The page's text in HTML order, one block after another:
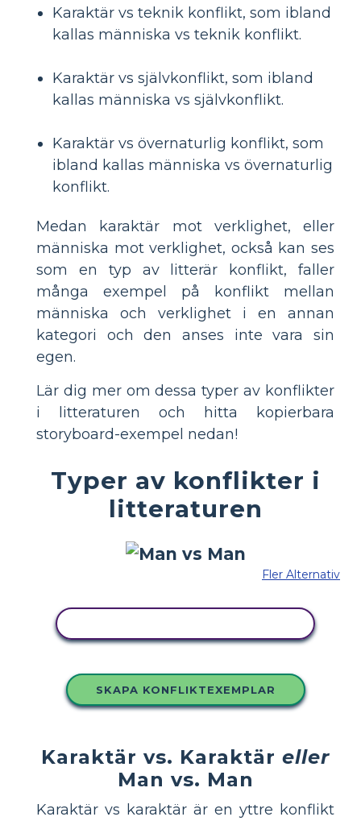
Karaktär vs teknik konflikt, som ibland
kallas människa vs teknik konflikt.
Karaktär vs självkonflikt, som ibland
kallas människa vs självkonflikt.
Karaktär vs övernaturlig konflikt, som
ibland kallas människa vs övernaturlig
konflikt.
Medan karaktär mot verklighet, eller
människa mot verklighet, också kan ses
som en typ av litterär konflikt, faller
många exempel på konflikt mellan
människa och verklighet i en annan
kategori och den anses inte vara sin
egen.
Lär dig mer om dessa typer av konflikter
i litteraturen och hitta kopierbara
storyboard-exempel nedan!
Typer av konflikter i
litteraturen
Fler Alternativ
SKAPA KONFLIKTEXEMPLAR
Karaktär vs. Karaktär eller
Man vs. Man
Karaktär vs karaktär är en yttre konflikt